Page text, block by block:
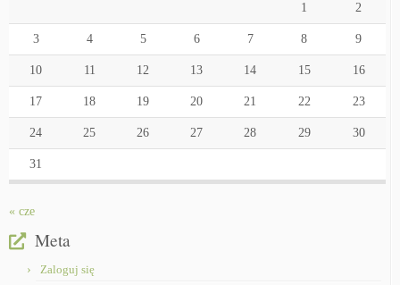
1 2
3 4 5 6 7 8 9
10 11 12 13 14 15 16
17 18 19 20 21 22 23
24 25 26 27 28 29 30
31
« cze
Meta
Zaloguj się